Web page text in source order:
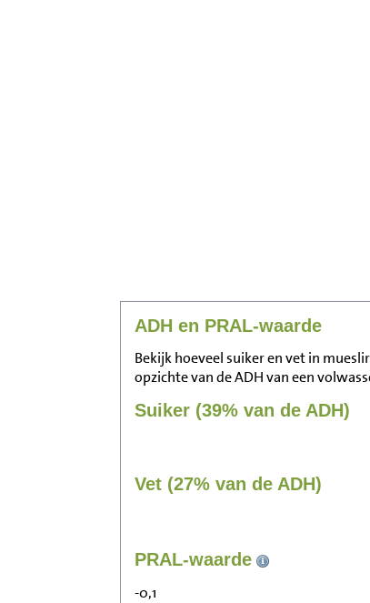
ADH en PRAL-waarde
Bekijk hoeveel suiker en vet in
opzichte van de ADH van een
Suiker (39% van de ADH)
Vet (27% van de ADH)
PRAL-waarde
-0,1